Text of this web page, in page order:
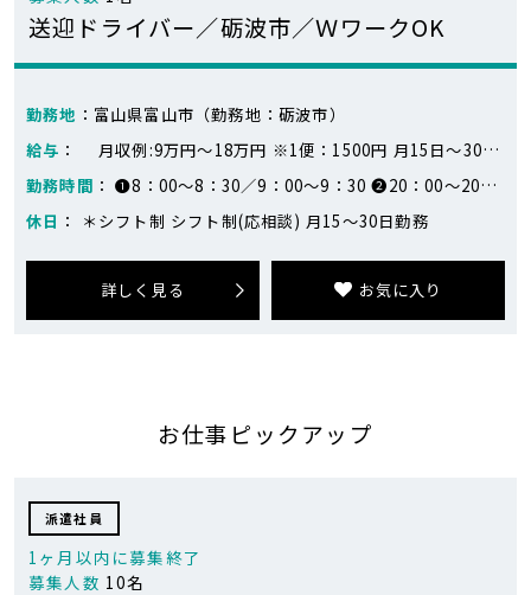
送迎ドライバー／砺波市／ＷワークOK
勤務地 ：富山県富山市（勤務地：砺波市）
給与 ： 月収例:9万円～18万円 ※1便：1500円 月15日～30日勤務 （例：1500円×計4回の送迎×20日=120,000円）
勤務時間 ： ❶8：00～8：30／9：00～9：30 ❷20：00～20：30／21：00～21：30 1、日勤 2、夜勤 ※2交代のため合計4回の送迎になります ※時間が前後する場合あり
休日 ： ＊シフト制 シフト制(応相談) 月15～30日勤務
詳しく見る お気に入り
お仕事ピックアップ
派遣社員
1ヶ月以内に募集終了
募集人数 10名